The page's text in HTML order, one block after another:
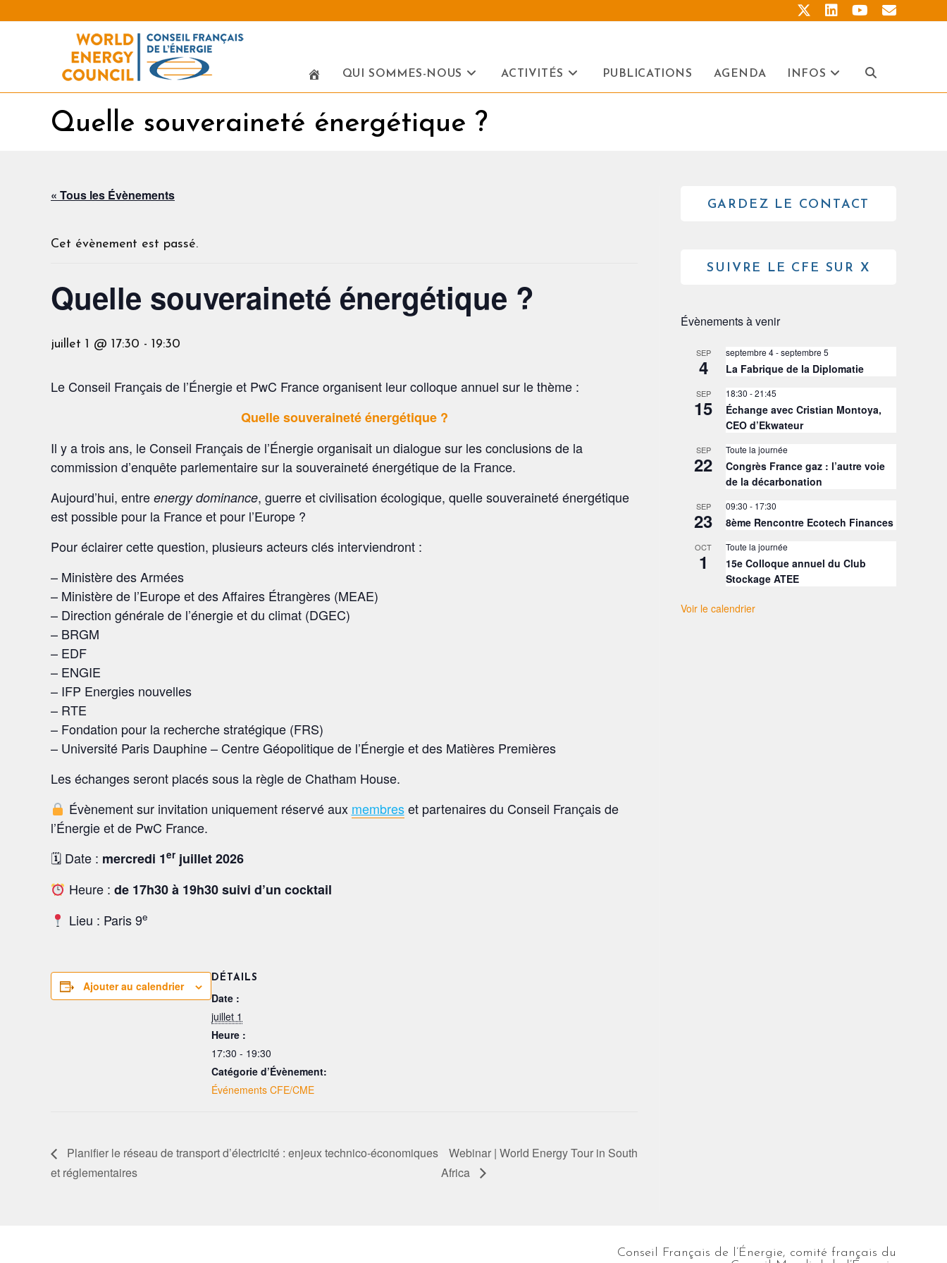
QUI SOMMES-NOUS ACTIVITÉS PUBLICATIONS AGENDA INFOS
Quelle souveraineté énergétique ?
« Tous les Évènements
Cet évènement est passé.
Quelle souveraineté énergétique ?
juillet 1 @ 17:30 - 19:30
Le Conseil Français de l’Énergie et PwC France organisent leur colloque annuel sur le thème :
Quelle souveraineté énergétique ?
Il y a trois ans, le Conseil Français de l’Énergie organisait un dialogue sur les conclusions de la
commission d’enquête parlementaire sur la souveraineté énergétique de la France.
Aujourd’hui, entre energy dominance, guerre et civilisation écologique, quelle souveraineté énergétique
est possible pour la France et pour l’Europe ?
Pour éclairer cette question, plusieurs acteurs clés interviendront :
– Ministère des Armées
– Ministère de l’Europe et des Affaires Étrangères (MEAE)
– Direction générale de l’énergie et du climat (DGEC)
– BRGM
– EDF
– ENGIE
– IFP Energies nouvelles
– RTE
– Fondation pour la recherche stratégique (FRS)
– Université Paris Dauphine – Centre Géopolitique de l’Énergie et des Matières Premières
Les échanges seront placés sous la règle de Chatham House.
Évènement sur invitation uniquement réservé aux membreset partenaires du Conseil Français de
l’Énergie et de PwC France.
🗓 Date : mercredi 1er juillet 2026
Heure : de 17h30 à 19h30 suivi d’un cocktail
Lieu : Paris 9e
Ajouter au calendrier
DÉTAILS
Date :
juillet 1
Heure :
17:30 - 19:30
Catégorie d’Évènement:
Événements CFE/CME
Planifier le réseau de transport d’électricité : enjeux technico-économiques
et réglementaires
Webinar | World Energy Tour in South
Africa
GARDEZ LE CONTACT
SUIVRE LE CFE SUR X
Évènements à venir
SEP
4
septembre 4-septembre 5
La Fabrique de la Diplomatie
SEP
15
18:30 -21:45
Échange avec Cristian Montoya,
CEO d’Ekwateur
SEP
22
Toute la journée
Congrès France gaz : l’autre voie
de la décarbonation
SEP
23
09:30 - 17:30
8ème Rencontre Ecotech Finances
OCT
1
Toute la journée
15e Colloque annuel du Club
Stockage ATEE
Voir le calendrier
Conseil Français de l’Énergie, comité français du